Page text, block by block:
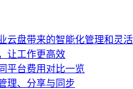
云盘带来的智能化管理和灵
让工作更高效
平台费用对比一览
理、分享与同步